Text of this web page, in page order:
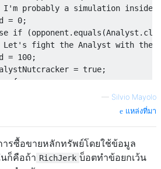
}
bid1
try
next
} catch ( Throwable
tryoutScore
tryoutScore
= -bid2;
break;
}
probably a simulation inside
= 0;
if (opponent . equals (Analyst .
fight the Analyst with the
= 100;
= true;
{
— Silvio Mayolo
แหล่งที่มา
ารซื้อขายหลักทรัพย์โดยใช้ข้อมูล
นก็คือถ้า RichJerk บ็อตทำข้อยกเว้น